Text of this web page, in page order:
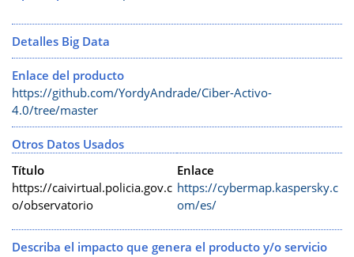
Detalles Big Data
Enlace del producto
https://github.com/YordyAndrade/Ciber-Activo-
4.0/tree/master
Otros Datos Usados
Título
https://caivirtual.policia.gov.c
o/observatorio
Enlace
https://cybermap.kaspersky.c
om/es/
Describa el impacto que genera el producto y/o servicio